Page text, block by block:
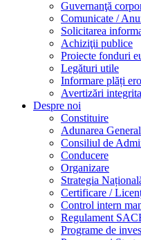
Guvernanţă
Comunicate /
Solicitarea
Achiziţii publice
Proiecte fonduri
Legături utile
Informare plăți
Avertizări
Despre noi
Constituire
Adunarea
Consiliul de
Conducere
Organizare
Strategia
Certificare /
Control intern
Regulament
Programe de